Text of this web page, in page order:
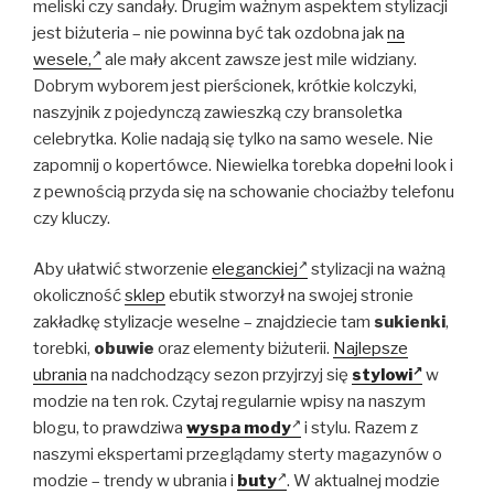
meliski czy sandały. Drugim ważnym aspektem stylizacji
jest biżuteria – nie powinna być tak ozdobna jakna
wesele,
ale mały akcent zawsze jest mile widziany.
Dobrym wyborem jest pierścionek, krótkie kolczyki,
naszyjnik z pojedynczą zawieszką czy bransoletka
celebrytka. Kolie nadają się tylko na samo wesele. Nie
zapomnij o kopertówce. Niewielka torebka dopełni look i
z pewnością przyda się na schowanie chociażby telefonu
czy kluczy.
Aby ułatwić stworzenie eleganckiej
stylizacji na ważną
okolicznośćsklep ebutik stworzył na swojej stronie
zakładkę stylizacje weselne – znajdziecie tam sukienki,
torebki, obuwie oraz elementy biżuterii. Najlepsze
ubrania na nadchodzący sezon przyjrzyj się stylowi
w
modzie na ten rok. Czytaj regularnie wpisy na naszym
blogu, to prawdziwa wyspa mody
i stylu. Razem z
naszymi ekspertami przeglądamy sterty magazynów o
modzie – trendy w ubrania i buty . W aktualnej modzie